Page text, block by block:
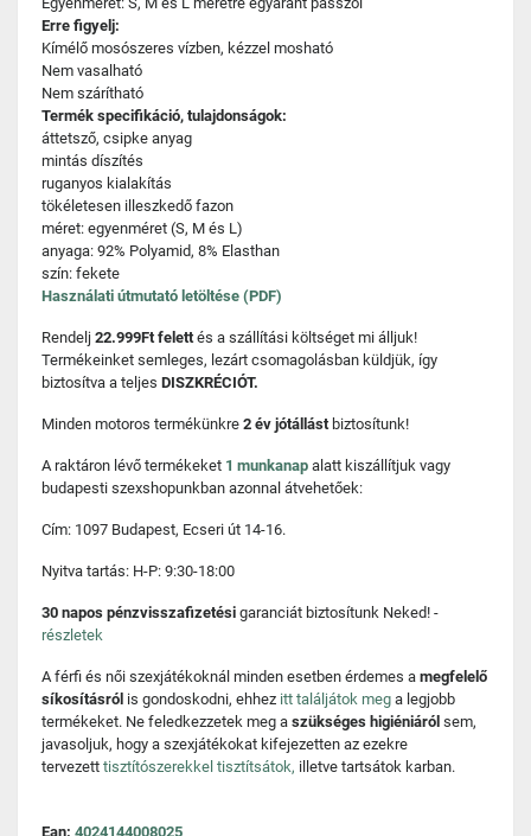
Erre figyelj:
Kímélő mosószeres vízben, kézzel mosható
Nem vasalható
Nem szárítható
Termék specifikáció, tulajdonságok:
áttetsző, csipke anyag
mintás díszítés
ruganyos kialakítás
tökéletesen illeszkedő fazon
méret: egyenméret (S, M és L)
anyaga: 92% Polyamid, 8% Elasthan
szín: fekete
Használati útmutató letöltése (PDF)
Rendelj 22.999Ft felettés a szállítási költséget mi álljuk!
Termékeinket semleges, lezárt csomagolásban küldjük, így
biztosítva a teljes DISZKRÉCIÓT.
Minden motoros termékünkre 2 év jótállást biztosítunk!
A raktáron lévő termékeket 1 munkanap alatt kiszállítjuk vagy
budapesti szexshopunkban azonnal átvehetőek:
Cím: 1097 Budapest, Ecseri út 14-16.
Nyitva tartás: H-P: 9:30-18:00
30 napos pénzvisszafizetési garanciát biztosítunk Neked! -
részletek
A férfi és női szexjátékoknál minden esetben érdemes a megfelelő
síkosításról is gondoskodni, ehhez itt találjátok meg a legjobb
termékeket. Ne feledkezzetek meg a szükséges higiéniáról sem,
javasoljuk, hogy a szexjátékokat kifejezetten az ezekre
tervezett tisztítószerekkel tisztítsátok, illetve tartsátok karban.
Ean: 4024144008025